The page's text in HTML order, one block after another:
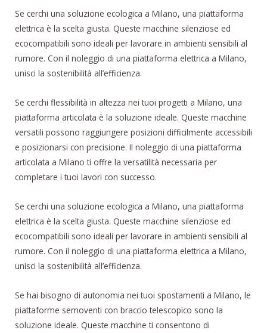
Se cerchi una soluzione ecologica a Milano, una piattaforma
elettrica è la scelta giusta. Queste macchine silenziose ed
ecocompatibili sono ideali per lavorare in ambienti sensibili al
rumore. Con il noleggio di una piattaforma elettrica a Milano,
unisci la sostenibilità all’efficienza.
Se cerchi flessibilità in altezza nei tuoi progetti a Milano, una
piattaforma articolata è la soluzione ideale. Queste macchine
versatili possono raggiungere posizioni difficilmente accessibili
e posizionarsi con precisione. Il noleggio di una piattaforma
articolata a Milano ti offre la versatilità necessaria per
completare i tuoi lavori con successo.
Se cerchi una soluzione ecologica a Milano, una piattaforma
elettrica è la scelta giusta. Queste macchine silenziose ed
ecocompatibili sono ideali per lavorare in ambienti sensibili al
rumore. Con il noleggio di una piattaforma elettrica a Milano,
unisci la sostenibilità all’efficienza.
Se hai bisogno di autonomia nei tuoi spostamenti a Milano, le
piattaforme semoventi con braccio telescopico sono la
soluzione ideale. Queste macchine ti consentono di